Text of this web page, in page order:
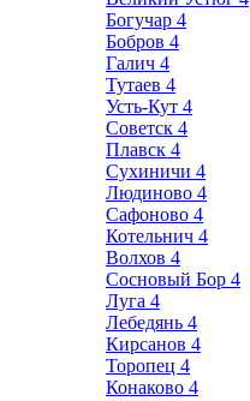
Богучар 4
Бобров 4
Галич 4
Тутаев 4
Усть-Кут 4
Советск 4
Плавск 4
Сухиничи 4
Людиново 4
Сафоново 4
Котельнич 4
Волхов 4
Сосновый Бор 4
Луга 4
Лебедянь 4
Кирсанов 4
Торопец 4
Конаково 4